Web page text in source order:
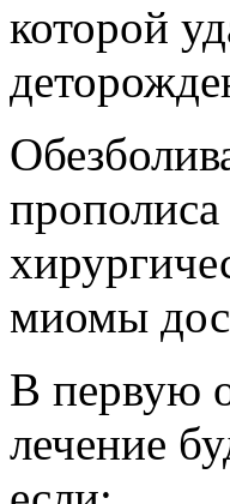
которой
прополиса
миомы
В первую
лечение